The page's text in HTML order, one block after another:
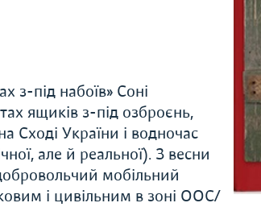
з-під набоїв» Соні
ящиків з-під озброєнь,
Сході України і водночас
але й реальної). З весни
мобільний
і цивільним в зоні ООС/